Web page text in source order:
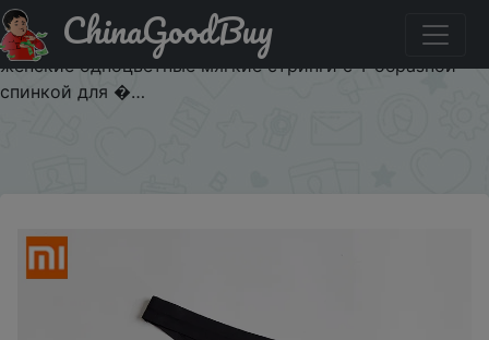
Придбати по знижці 3 шт., женское нижнее белье
Xiaomi, сексуальные бесшовные спортивные трусики,
женские одноцветные мягкие стринги с Т образной
спинкой для �…
ChinaGoodBuy